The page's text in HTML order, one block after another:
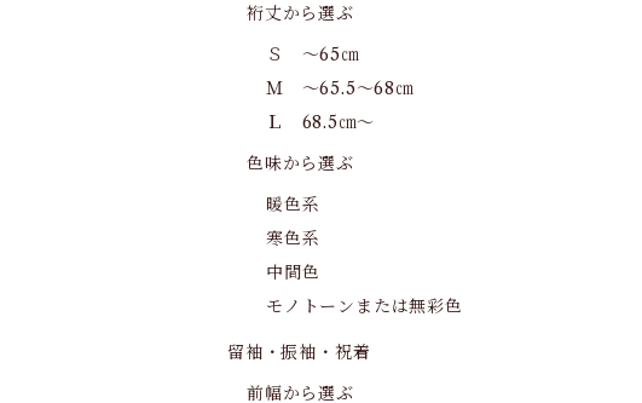
裄丈から選ぶ
Ｓ ～65㎝
Ｍ ～65.5～68㎝
Ｌ 68.5㎝～
色味から選ぶ
暖色系
寒色系
中間色
モノトーンまたは無彩色
留袖・振袖・祝着
前幅から選ぶ